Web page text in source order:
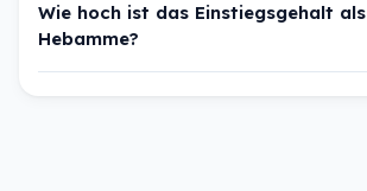
Wie hoch ist das Einstiegsgehalt als
Hebamme?